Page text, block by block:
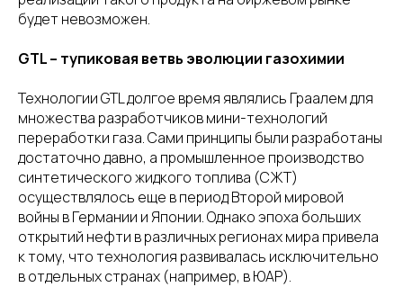
будет невозможен.
GTL – тупиковая ветвь эволюции газохимии
Технологии GTL долгое время являлись Граалем для
множества разработчиков мини-технологий
переработки газа. Сами принципы были разработаны
достаточно давно, а промышленное производство
синтетического жидкого топлива (СЖТ)
осуществлялось еще в период Второй мировой
войны в Германии и Японии. Однако эпоха больших
открытий нефти в различных регионах мира привела
к тому, что технология развивалась исключительно
в отдельных странах (например, в ЮАР).